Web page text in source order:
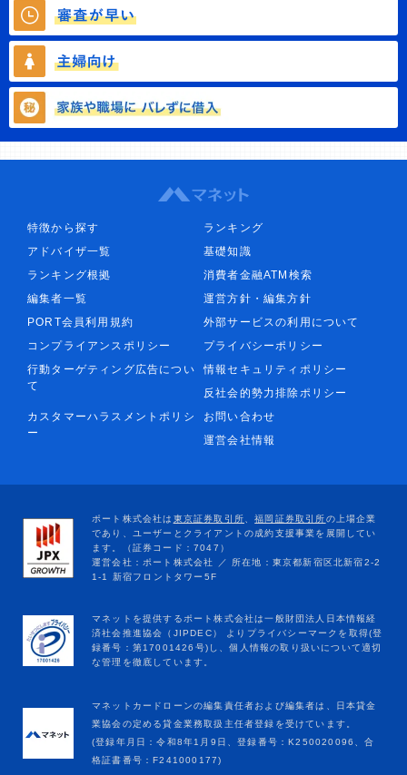
特徴から探す
ランキング
アドバイザ一覧
基礎知識
ランキング根拠
消費者金融ATM検索
編集者一覧
運営方針・編集方針
PORT会員利用規約
外部サービスの利用について
コンプライアンスポリシー
プライバシーポリシー
行動ターゲティング広告につい
て
情報セキュリティポリシー
反社会的勢力排除ポリシー
カスタマーハラスメントポリシ
ー
お問い合わせ
運営会社情報
マネットカードローンの編集責任者および編集者は、日本貸金
業協会の定める貸金業務取扱主任者登録を受けています。
(登録年月日：令和8年1月9日、登録番号：K250020096、合
格証書番号：F241000177)